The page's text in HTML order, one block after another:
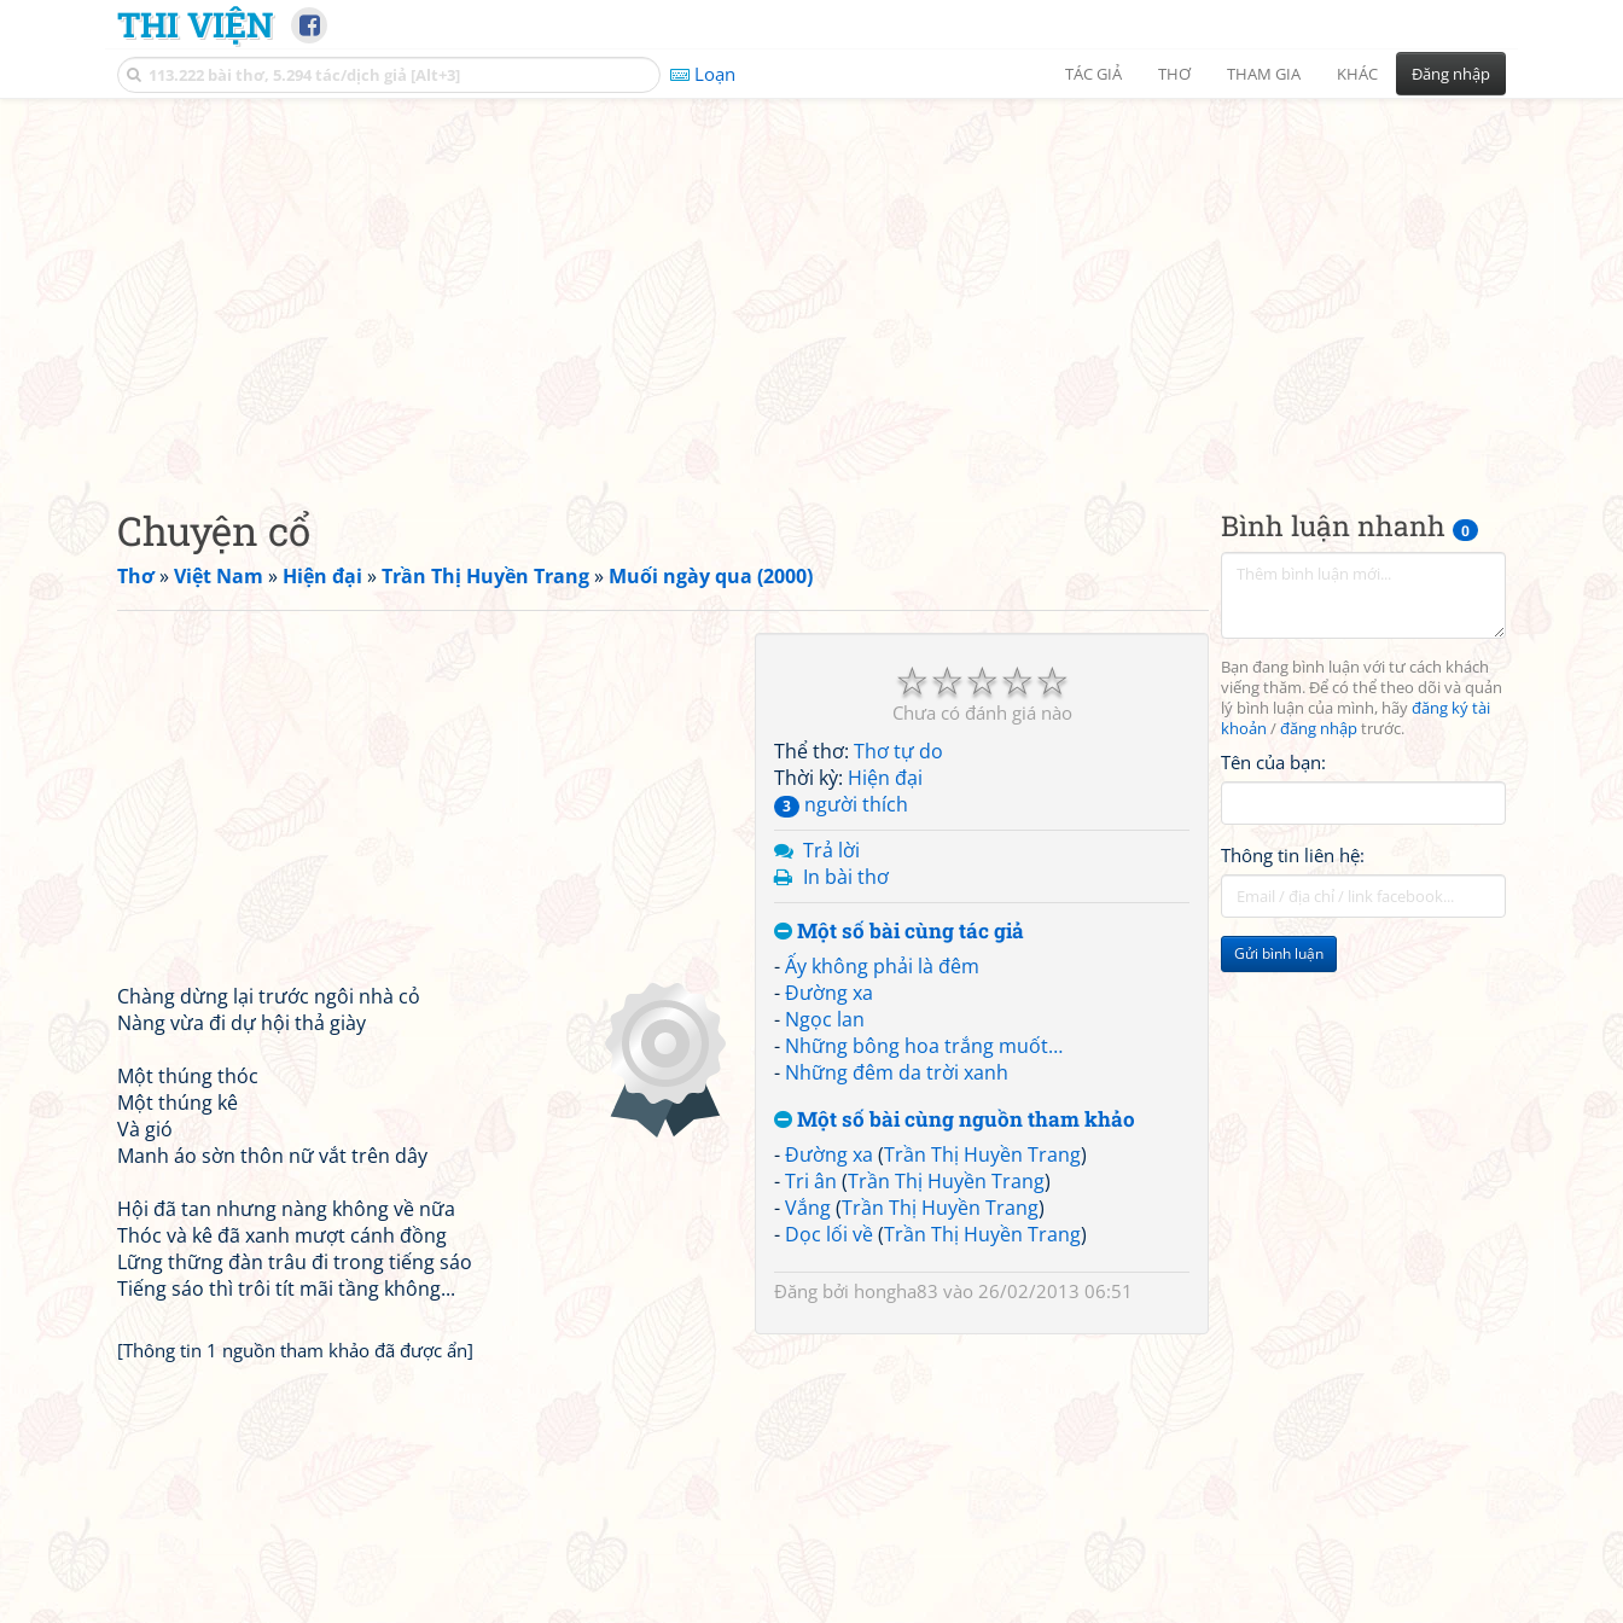
THI VIỆN
Loạn TÁC GIẢ THƠ THAM GIA KHÁC Đăng nhập
Bình luận nhanh 0
Bạn đang bình luận với tư cách khách
viếng thăm. Để có thể theo dõi và quản
lý bình luận của mình, hãyđăng ký tài
khoản /đăng nhậptrước.
Tên của bạn:
Thông tin liên hệ:
Gửi bình luận
Chuyện cổ
Thơ»Việt Nam » Hiện đại »Trần Thị Huyền Trang» Muối ngày qua (2000)
☆
☆
☆
☆
☆
Chưa có đánh giá nào
Thể thơ: Thơ tự do
Thời kỳ: Hiện đại
3
người thích
Trả lời
In bài thơ
Một số bài cùng tác giả
-Ấy không phải là đêm
-Đường xa
- Ngọc lan
- Những bông hoa trắng muốt…
- Những đêm da trời xanh
Một số bài cùng nguồn tham khảo
-Đường xa (Trần Thị Huyền Trang)
-Tri ân (Trần Thị Huyền Trang)
-Vắng(Trần Thị Huyền Trang)
- Dọc lối về(Trần Thị Huyền Trang)
Đăng bởi hongha83 vào 26/02/2013 06:51
Chàng dừng lại trước ngôi nhà cỏ
Nàng vừa đi dự hội thả giày
Một thúng thóc
Một thúng kê
Và gió
Manh áo sờn thôn nữ vắt trên dây
Hội đã tan nhưng nàng không về nữa
Thóc và kê đã xanh mượt cánh đồng
Lững thững đàn trâu đi trong tiếng sáo
Tiếng sáo thì trôi tít mãi tầng không...
[Thông tin 1 nguồn tham khảo đã được ẩn]